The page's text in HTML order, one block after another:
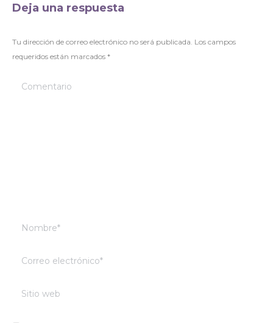
Deja una respuesta
Tu dirección de correo electrónico no será publicada. Los campos
requeridos están marcados *
Comentario
Nombre *
Correo electrónico *
Sitio web